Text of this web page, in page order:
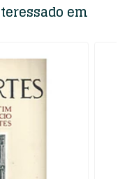
em